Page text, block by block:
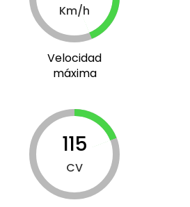
Km/h
Velocidad
máxima
115
CV